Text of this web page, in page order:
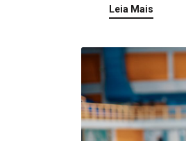
Leia Mais